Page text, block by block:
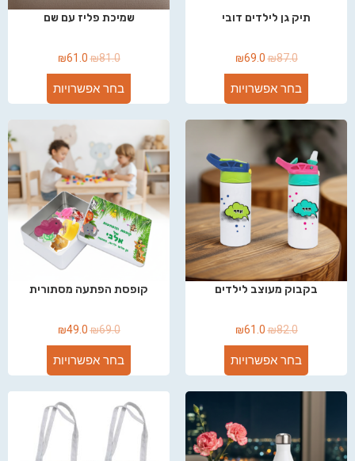
תיק גן לילדים דובי
₪87.0
₪69.0
בחר אפשרויות
שמיכת פליז עם שם
₪81.0
₪61.0
בחר אפשרויות
בקבוק מעוצב לילדים
₪82.0
₪61.0
בחר אפשרויות
קופסת הפתעה מסתורית
₪69.0
₪49.0
בחר אפשרויות